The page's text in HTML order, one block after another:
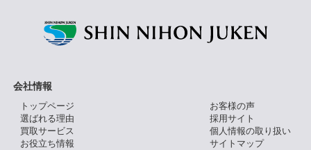
会社情報
トップページ
選ばれる理由
買取サービス
お役立ち情報
お客様の声
採用サイト
個人情報の取り扱い
サイトマップ